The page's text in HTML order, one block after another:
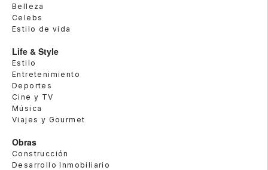
Belleza
Celebs
Estilo de vida
Life & Style
Estilo
Entretenimiento
Deportes
Cine y TV
Música
Viajes y Gourmet
Obras
Construcción
Desarrollo Inmobiliario